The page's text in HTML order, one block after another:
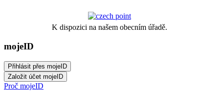
K dispozici na našem obecním úřadě.
mojeID
Proč mojeID